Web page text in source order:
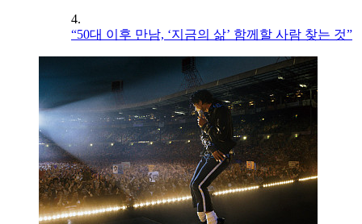
4.
“50대 이후 만남, ‘지금의 삶’ 함께할 사람 찾는 것”